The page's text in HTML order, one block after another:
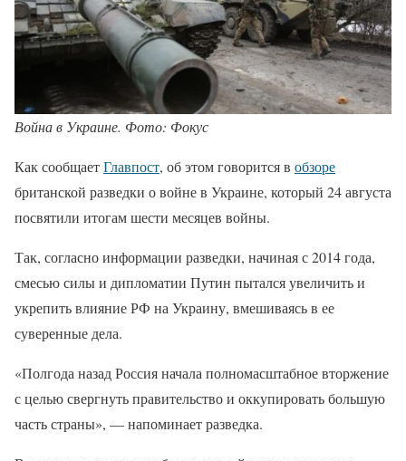
Война в Украине. Фото: Фокус
Как сообщаетГлавпост, об этом говорится в обзоре
британской разведки о войне в Украине, который 24 августа
посвятили итогам шести месяцев войны.
Так, согласно информации разведки, начиная с 2014 года,
смесью силы и дипломатии Путин пытался увеличить и
укрепить влияние РФ на Украину, вмешиваясь в ее
суверенные дела.
«Полгода назад Россия начала полномасштабное вторжение
с целью свергнуть правительство и оккупировать большую
часть страны», — напоминает разведка.